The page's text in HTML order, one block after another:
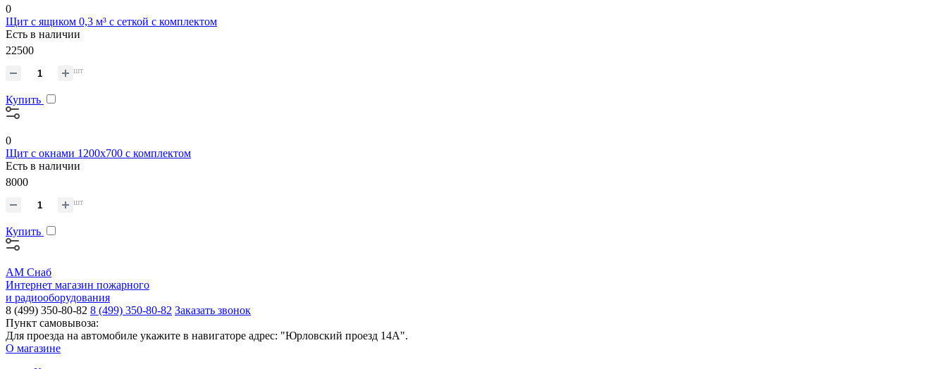
0
Щит с ящиком 0,3 м³ с сеткой с комплектом
Есть в наличии
22500
шт
Купить
0
Щит с окнами 1200x700 с комплектом
Есть в наличии
8000
шт
Купить
АМ Снаб
Интернет магазин пожарного
и радиооборудования
8 (499) 350-80-82 8 (499) 350-80-82 Заказать звонок
Пункт самовывоза:
Для проезда на автомобиле укажите в навигаторе адрес: "Юрловский проезд 14А".
О магазине